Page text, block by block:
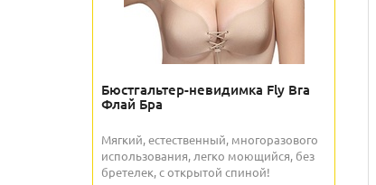
Бюстгальтер-невидимка Fly Bra
Флай Бра
Мягкий, естественный, многоразового
использования, легко моющийся, без
бретелек, с открытой спиной!